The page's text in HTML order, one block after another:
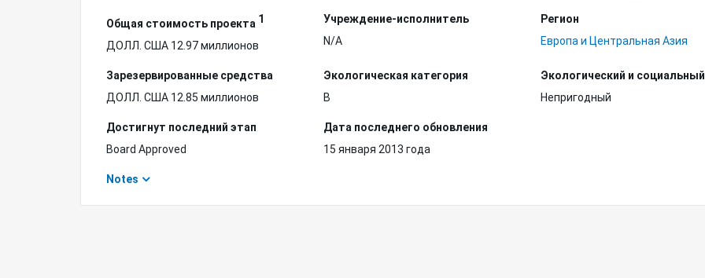
Общая стоимость проекта 1
ДОЛЛ. США 12.97 миллионов
Учреждение-исполнитель
N/A
Регион
Европа и Центральная Азия
Зарезервированные средства
ДОЛЛ. США 12.85 миллионов
Экологическая категория
B
Экологический и
Непригодный
Достигнут последний этап
Board Approved
Дата последнего обновления
15 января 2013 года
Notes